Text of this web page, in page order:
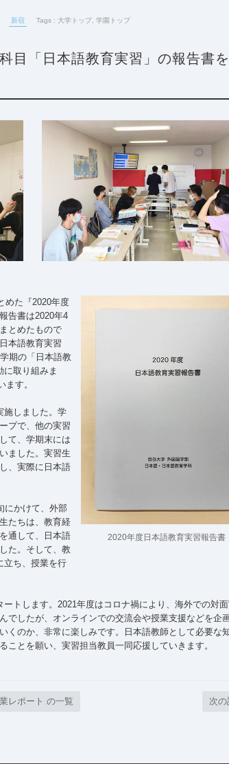
新宿 Tags : 大学トップ 学園トップ
目「日本語教育実習」の報告書を
2020年度日本語教育実習報告書
めた『2020年度
告書は2020年4
とめたもので
本語教育実習
期の「日本語教
取り組みま
す。
施しました。学
プで、他の実習
て、学期末には
ました。実習生
、実際に日本語
にかけて、外部
たちは、教育経
通して、日本語
た。そして、教
立ち、授業を行
トします。2021年度はコロナ禍により、海外での対
でしたが、オンラインでの交流会や授業支援などを企
くのか、非常に楽しみです。日本語教師として必要な
とを願い、実習担当教員一同応援していきます。
レポート の一覧 次